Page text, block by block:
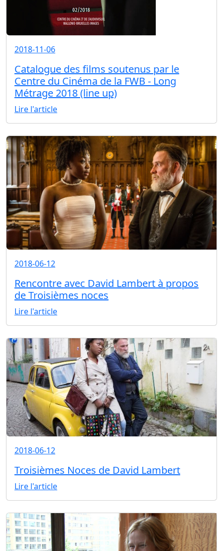
2018-11-06
Catalogue des films soutenus par le
Centre du Cinéma de la FWB - Long
Métrage 2018 (line up)
Lire l'article
2018-06-12
Rencontre avec David Lambert à propos
de Troisièmes noces
Lire l'article
2018-06-12
Troisièmes Noces de David Lambert
Lire l'article